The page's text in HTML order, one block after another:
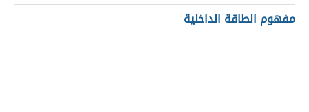
مفهوم الطاقة الداخلية